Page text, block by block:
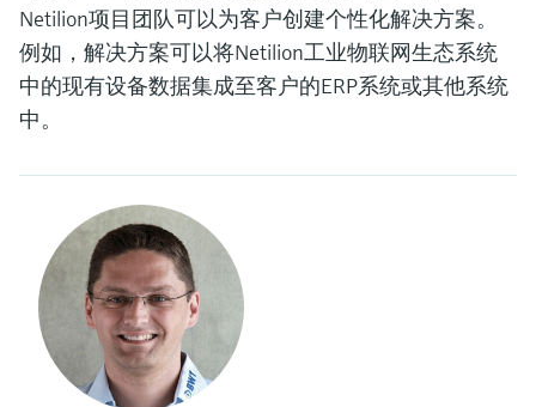
Netilion项目团队可以为客户创建个性化解决方案。
例如，解决方案可以将Netilion工业物联网生态系统
中的现有设备数据集成至客户的ERP系统或其他系统
中。